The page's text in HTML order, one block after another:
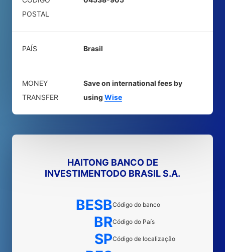
POSTAL
PAÍS Brasil
MONEY
TRANSFER
Save on international fees by
using Wise
HAITONG BANCO DE
INVESTIMENTODO BRASIL S.A.
BESBCódigo do banco
BRCódigo do País
SPCódigo de localização